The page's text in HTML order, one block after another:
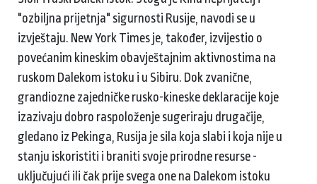
"ozbiljna prijetnja" sigurnosti Rusije, navodi se u
izvještaju. New York Times je, također, izvijestio o
povećanim kineskim obavještajnim aktivnostima na
ruskom Dalekom istoku i u Sibiru. Dok zvanične,
grandiozne zajedničke rusko-kineske deklaracije koje
izazivaju dobro raspoloženje sugeriraju drugačije,
gledano iz Pekinga, Rusija je sila koja slabi i koja nije u
stanju iskoristiti i braniti svoje prirodne resurse -
uključujući ili čak prije svega one na Dalekom istoku